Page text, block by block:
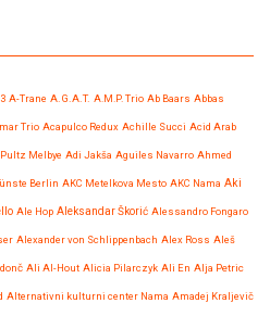
A-Trane A.G.A.T. A.M.P. Trio Ab Baars Abbas
Trio Acapulco Redux Achille Succi Acid Arab
Melbye Adi Jakša Aguiles Navarro Ahmed
Berlin AKC Metelkova Mesto AKC Nama Aki
Ale Hop Aleksandar Škorić Alessandro Fongaro
Alexander von Schlippenbach Alex Ross Aleš
Ali Al-Hout Alicia Pilarczyk Ali En Alja Petric
Alternativni kulturni center Nama Amadej Kraljevič